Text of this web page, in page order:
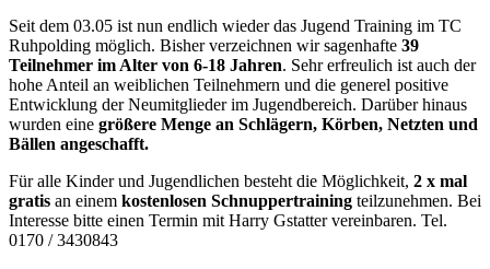
Seit dem 03.05 ist nun endlich wieder das Jugend Training im TC
Ruhpolding möglich. Bisher verzeichnen wir sagenhafte 39
Teilnehmer im Alter von 6-18 Jahren. Sehr erfreulich ist auch der
hohe Anteil an weiblichen Teilnehmern und die generel positive
Entwicklung der Neumitglieder im Jugendbereich. Darüber hinaus
wurden eine größere Menge an Schlägern, Körben, Netzten und
Bällen angeschafft.
Für alle Kinder und Jugendlichen besteht die Möglichkeit, 2 x mal
gratis an einem kostenlosen Schnuppertraining teilzunehmen. Bei
Interesse bitte einen Termin mit Harry Gstatter vereinbaren. Tel.
0170 / 3430843